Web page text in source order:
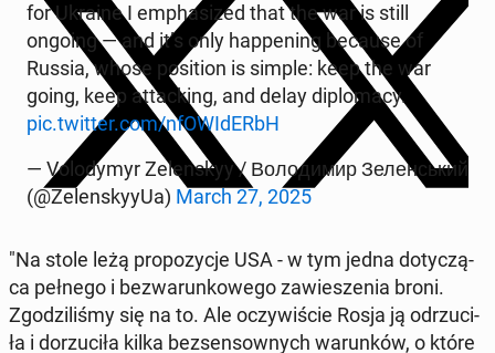
for Ukraine I em­pha­si­zed that the war is still
ongoing — and it’s only hap­pe­ning because of
Russia, whose po­si­tion is simple: keep the war
going, keep at­tac­king, and delay di­plo­ma­cy.
pic.twitter.com/nfO­WI­dERbH
— Vo­lo­dy­myr Ze­len­skyy / Володимир Зеленський
(@Ze­len­sky­y­Ua) March 27, 2025
"Na stole leżą pro­po­zy­cje USA - w tym jedna do­ty­czą­
ca pełnego i bez­wa­run­ko­we­go za­wie­sze­nia broni.
Zgo­dzi­li­śmy się na to. Ale oczy­wi­ście Rosja ją od­rzu­ci­
ła i do­rzu­ci­ła kilka bez­sen­sow­nych wa­run­ków, o które